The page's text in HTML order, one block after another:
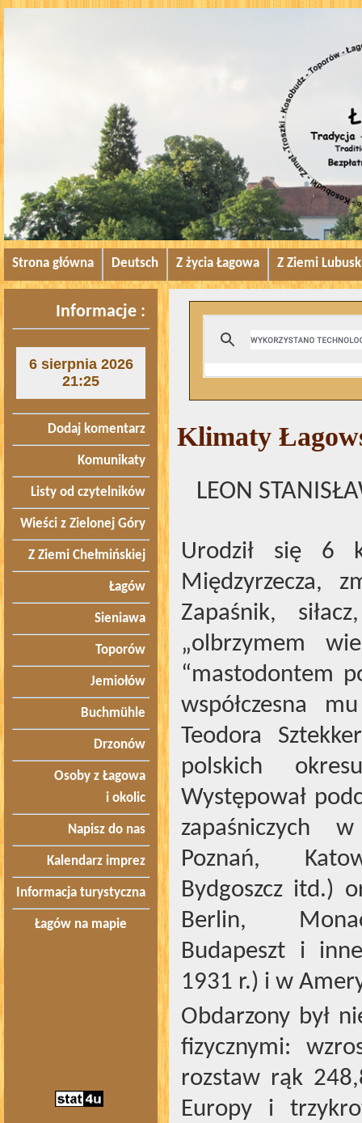
Strona główna Deutsch Z życia Łagowa Z Ziemi
Informacje :
6 sierpnia 2026
21:25
Dodaj komentarz
Komunikaty
Listy od czytelników
Wieści z Zielonej Góry
Z Ziemi Chełmińskiej
Łagów
Sieniawa
Toporów
Jemiołów
Buchmühle
Drzonów
Osoby z Łagowa
i okolic
Napisz do nas
Kalendarz imprez
Informacja turystyczna
Łagów na mapie
Klimaty
LEON
Urodził się 6
Międzyrzecza,
Zapaśnik,
„olbrzymem
“mastodontem
współczesna
Teodora
polskich
Występował
zapaśniczych
Poznań,
Bydgoszcz itd.)
Berlin,
Budapeszt i
1931 r.) i w
Obdarzony był
fizycznymi:
rozstaw rąk
Europy i